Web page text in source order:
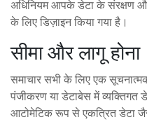
अधिनियम आपके डेटा के संरक्षण
के लिए डिज़ाइन किया गया है।
सीमा और लागू होना
समाचार सभी के लिए एक
पंजीकरण या डेटाबेस में व्यक्तिगत
आटोमेटिक रूप से एकत्रित डेटा